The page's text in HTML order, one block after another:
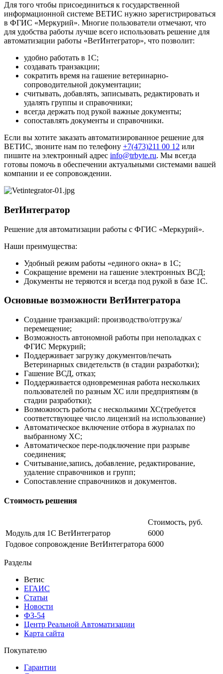
Для того чтобы присоединиться к государственной
информационной системе ВЕТИС нужно зарегистрироваться
в ФГИС «Меркурий». Многие пользователи отмечают, что
для удобства работы лучше всего использовать решение для
автоматизации работы «ВетИнтегратор», что позволит:
удобно работать в 1С;
создавать транзакции;
сократить время на гашение ветеринарно-
сопроводительной документации;
считывать, добавлять, записывать, редактировать и
удалять группы и справочники;
всегда держать под рукой важные документы;
сопоставлять документы и справочники.
Если вы хотите заказать автоматизированное решение для
ВЕТИС, звоните нам по телефону +7(473)211 00 12 или
пишите на электронный адрес info@trbyte.ru. Мы всегда
готовы помочь в обеспечении актуальными системами вашей
компании и ее сопровождении.
ВетИнтегратор
Решение для автоматизации работы с ФГИС «Меркурий».
Наши преимущества:
Удобный режим работы «единого окна» в 1С;
Сокращение времени на гашение электронных ВСД;
Документы не теряются и всегда под рукой в базе 1С.
Основные возможности ВетИнтегратора
Создание транзакций: производство/отгрузка/
перемещение;
Возможность автономной работы при неполадках с
ФГИС Меркурий;
Поддерживает загрузку документов/печать
Ветеринарных свидетельств (в стадии разработки);
Гашение ВСД, отказ;
Поддерживается одновременная работа нескольких
пользователей по разным ХС или предприятиям (в
стадии разработки);
Возможность работы с несколькими ХС(требуется
соответствующее число лицензий на использование)
Автоматическое включение отбора в журналах по
выбранному XC;
Автоматическое пере-подключение при разрыве
соединения;
Считывание,запись, добавление, редактирование,
удаление справочников и групп;
Сопоставление справочников и документов.
Стоимость решения
Стоимость, руб.
Модуль для 1С ВетИнтегратор
6000
Годовое сопровождение ВетИнтегратора 6000
Разделы
Ветис
ЕГАИС
Статьи
Новости
ФЗ-54
Центр Реальной Автоматизации
Карта сайта
Покупателю
Гарантии